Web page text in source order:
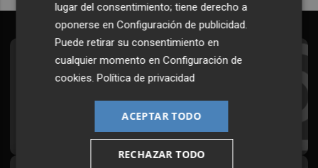
Suscríbete al Boletín
¡Quiero suscribirme!
lugar del consentimiento; tiene derecho a
oponerse enConfiguración de publicidad.
Puede retirar su consentimiento en
cualquier momento enConfiguración de
cookies.Política de privacidad
ACEPTAR TODO
RECHAZAR TODO